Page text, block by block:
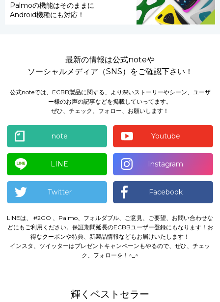
Palmoの機能はそのままに
Android機種にも対応！
最新の情報は公式noteや
ソーシャルメディア（SNS）をご確認下さい！
公式noteでは、ECBB製品に関する、より深いストーリーやシーン、ユーザ
ー様のお声の記事などを掲載していってます。
ぜひ、チェック、フォロー、お願いします！
note Youtube
LINE Instagram
Twitter Facebook
LINEは、 #2GO 、Palmo、フォルダブル、ご意見、ご要望、お問い合わせな
どにもご利用ください。 保証期間延長のECBBユーザー登録にもなります！ お
得なクーポンや特典、新製品情報などもお届けいたします！
インスタ、ツイッターはプレゼントキャンペーンもやるので、ぜひ、チェッ
ク、フォローを！^_^
輝くベストセラー